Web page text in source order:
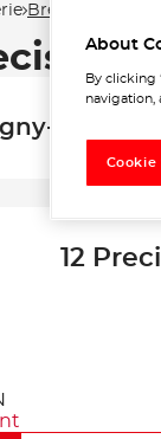
Brétigny-sur-
sur-Orge
12
About
By clicking
navigation,